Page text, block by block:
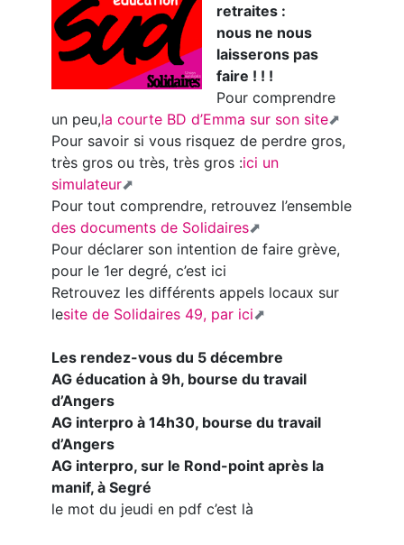
retraites :
nous ne nous
laisserons pas
faire ! ! !
Pour comprendre
un peu,la courte BD d’Emma sur son site
Pour savoir si vous risquez de perdre gros,
très gros ou très, très gros :ici un
simulateur
Pour tout comprendre, retrouvez l’ensemble
des documents de Solidaires
Pour déclarer son intention de faire grève,
pour le 1er degré, c’est ici
Retrouvez les différents appels locaux sur
lesite de Solidaires 49, par ici
Les rendez-vous du 5 décembre
AG éducation à 9h, bourse du travail
d’Angers
AG interpro à 14h30, bourse du travail
d’Angers
AG interpro, sur le Rond-point après la
manif, à Segré
le mot du jeudi en pdf c’est là